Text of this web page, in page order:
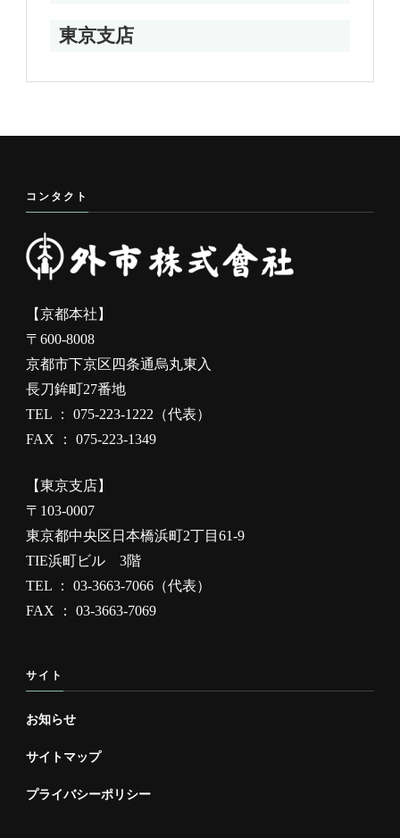
東京支店
コンタクト
【京都本社】
〒600-8008
京都市下京区四条通烏丸東入
長刀鉾町27番地
TEL ： 075-223-1222（代表）
FAX ： 075-223-1349
【東京支店】
〒103-0007
東京都中央区日本橋浜町2丁目61-9
TIE浜町ビル 3階
TEL ： 03-3663-7066（代表）
FAX ： 03-3663-7069
サイト
お知らせ
サイトマップ
プライバシーポリシー